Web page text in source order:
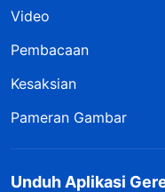
Video
Pembacaan
Kesaksian
Pameran Gambar
Unduh Aplikasi